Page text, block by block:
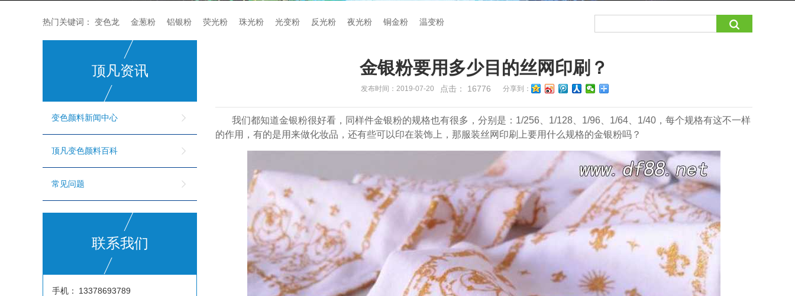
热门关键词： 变色龙 金葱粉 铝银粉 荧光粉 珠光粉 光变粉 反光粉 夜光粉 铜金粉 温变粉
顶凡资讯
变色颜料新闻中心
顶凡变色颜料百科
常见问题
联系我们
手机：
13378693789
金银粉要用多少目的丝网印刷？
发布时间：2019-07-20 点击： 16776 分享到：
我们都知道金银粉很好看，同样件金银粉的规格也有很多，分别是：1/256、1/128、1/96、1/64、1/40，每个规格有这不一样
的作用，有的是用来做化妆品，还有些可以印在装饰上，那服装丝网印刷上要用什么规格的金银粉吗？